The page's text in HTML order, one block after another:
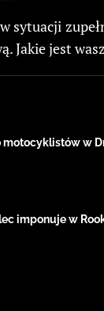
sytuacji
Jakie jest
motocyklistów w
imponuje w